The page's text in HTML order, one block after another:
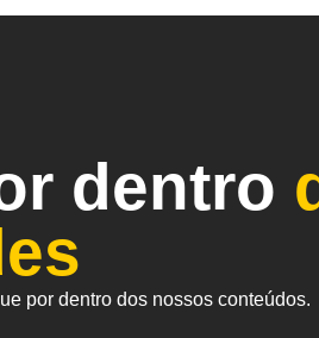
dentro
por dentro dos nossos conteúdos.